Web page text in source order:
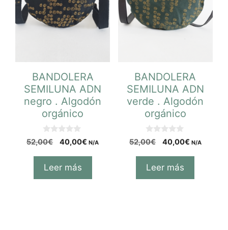
BANDOLERA
SEMILUNA ADN
negro . Algodón
orgánico
0
d
52,00€ 40,00€ N/A
Leer más
BANDOLERA
SEMILUNA ADN
verde . Algodón
orgánico
0
d
52,00€ 40,00€ N/A
Leer más